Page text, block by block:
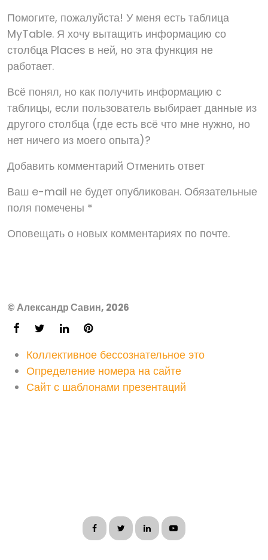
Помогите, пожалуйста! У меня есть таблица
MyTable. Я хочу вытащить информацию со
столбца Places в ней, но эта функция не
работает.
Всё понял, но как получить информацию с
таблицы, если пользователь выбирает данные из
другого столбца (где есть всё что мне нужно, но
нет ничего из моего опыта)?
Добавить комментарий Отменить ответ
Ваш e-mail не будет опубликован. Обязательные
поля помечены *
Оповещать о новых комментариях по почте.
© Александр Савин, 2026
Коллективное бессознательное это
Определение номера на сайте
Сайт с шаблонами презентаций